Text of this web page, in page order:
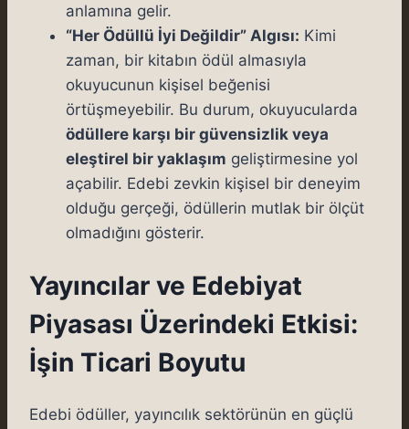
anlamına gelir.
“Her Ödüllü İyi Değildir” Algısı: Kimi
zaman, bir kitabın ödül almasıyla
okuyucunun kişisel beğenisi
örtüşmeyebilir. Bu durum, okuyucularda
ödüllere karşı bir güvensizlik veya
eleştirel bir yaklaşım geliştirmesine yol
açabilir. Edebi zevkin kişisel bir deneyim
olduğu gerçeği, ödüllerin mutlak bir ölçüt
olmadığını gösterir.
Yayıncılar ve Edebiyat
Piyasası Üzerindeki Etkisi:
İşin Ticari Boyutu
Edebi ödüller, yayıncılık sektörünün en güçlü